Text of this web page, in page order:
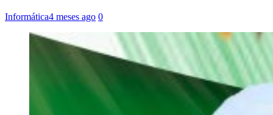
Informática4 meses ago 0